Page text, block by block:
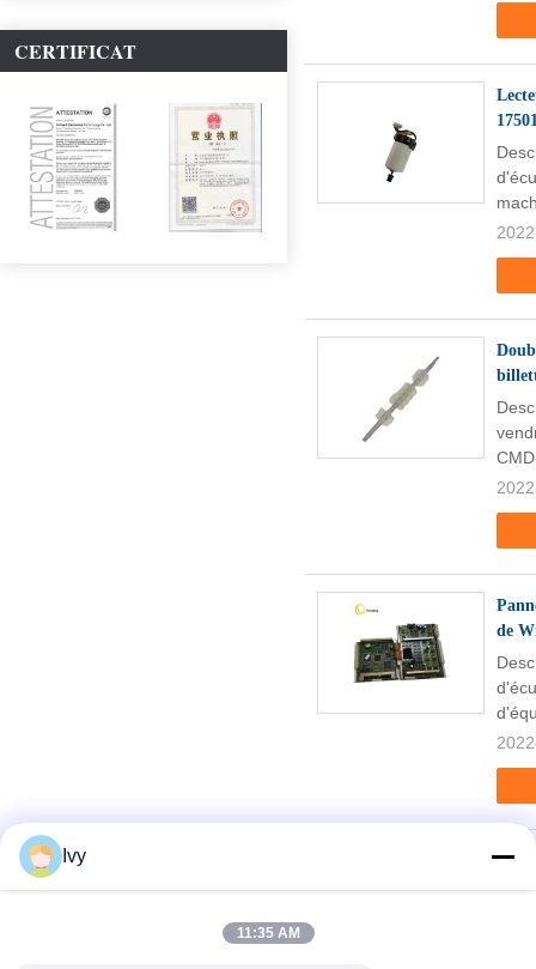
CERTIFICAT
de
Ivy
11:35 AM